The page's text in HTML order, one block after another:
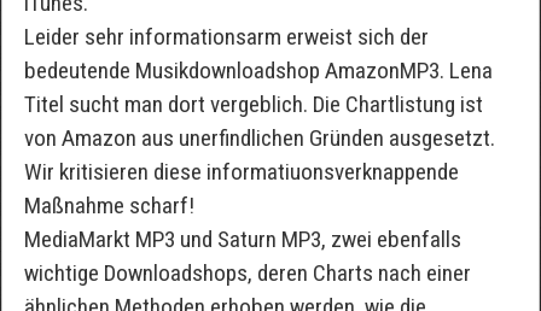
Leider sehr informationsarm erweist sich der
bedeutende Musikdownloadshop AmazonMP3. Lena
Titel sucht man dort vergeblich. Die Chartlistung ist
von Amazon aus unerfindlichen Gründen ausgesetzt.
Wir kritisieren diese informatiuonsverknappende
Maßnahme scharf!
MediaMarkt MP3 und Saturn MP3, zwei ebenfalls
wichtige Downloadshops, deren Charts nach einer